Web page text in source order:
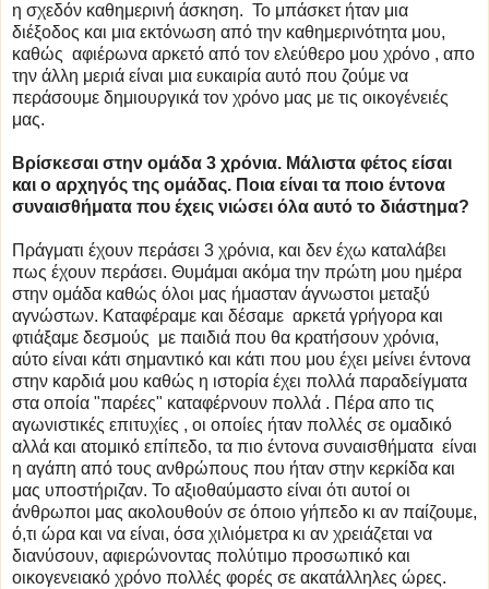
η σχεδόν καθημερινή άσκηση. Το μπάσκετ ήταν μια
διέξοδος και μια εκτόνωση από την καθημερινότητα μου,
καθώς αφιέρωνα αρκετό από τον ελεύθερο μου χρόνο , απο
την άλλη μεριά είναι μια ευκαιρία αυτό που ζούμε να
περάσουμε δημιουργικά τον χρόνο μας με τις οικογένειές
μας.
Βρίσκεσαι στην ομάδα 3 χρόνια. Μάλιστα φέτος είσαι
και ο αρχηγός της ομάδας. Ποια είναι τα ποιο έντονα
συναισθήματα που έχεις νιώσει όλα αυτό το διάστημα?
Πράγματι έχουν περάσει 3 χρόνια, και δεν έχω καταλάβει
πως έχουν περάσει. Θυμάμαι ακόμα την πρώτη μου ημέρα
στην ομάδα καθώς όλοι μας ήμασταν άγνωστοι μεταξύ
αγνώστων. Καταφέραμε και δέσαμε αρκετά γρήγορα και
φτιάξαμε δεσμούς με παιδιά που θα κρατήσουν χρόνια,
αύτο είναι κάτι σημαντικό και κάτι που μου έχει μείνει έντονα
στην καρδιά μου καθώς η ιστορία έχει πολλά παραδείγματα
στα οποία "παρέες" καταφέρνουν πολλά . Πέρα απο τις
αγωνιστικές επιτυχίες , οι οποίες ήταν πολλές σε ομαδικό
αλλά και ατομικό επίπεδο, τα πιο έντονα συναισθήματα είναι
η αγάπη από τους ανθρώπους που ήταν στην κερκίδα και
μας υποστήριζαν. Το αξιοθαύμαστο είναι ότι αυτοί οι
άνθρωποι μας ακολουθούν σε όποιο γήπεδο κι αν παίζουμε,
ό,τι ώρα και να είναι, όσα χιλιόμετρα κι αν χρειάζεται να
διανύσουν, αφιερώνοντας πολύτιμο προσωπικό και
οικογενειακό χρόνο πολλές φορές σε ακατάλληλες ώρες.